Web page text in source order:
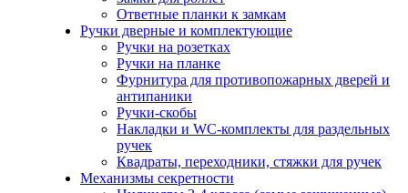
Ответные планки к замкам
Ручки дверные и комплектующие
Ручки на розетках
Ручки на планке
Фурнитура для противопожарных дверей и
антипаники
Ручки-скобы
Накладки и WC-комплекты для раздельных
ручек
Квадраты, переходники, стяжки для ручек
Механизмы секретности